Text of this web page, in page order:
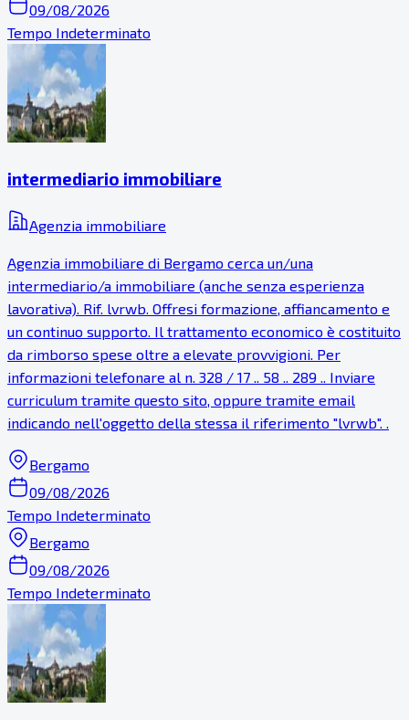
09/08/2026
Tempo Indeterminato
intermediario immobiliare
Agenzia immobiliare
Agenzia immobiliare di Bergamo cerca un/una
intermediario/a immobiliare (anche senza esperienza
lavorativa). Rif. lvrwb. Offresi formazione, affiancamento e
un continuo supporto. Il trattamento economico è costituito
da rimborso spese oltre a elevate provvigioni. Per
informazioni telefonare al n. 328 / 17 .. 58 .. 289 .. Inviare
curriculum tramite questo sito, oppure tramite email
indicando nell'oggetto della stessa il riferimento "lvrwb". .
Bergamo
09/08/2026
Tempo Indeterminato
Bergamo
09/08/2026
Tempo Indeterminato